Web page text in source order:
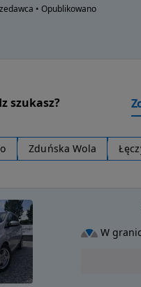
• Opublikowano
szukasz?
Zduńska Wola
W